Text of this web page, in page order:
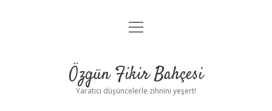
Anasayfa
Yasal Uyarı
menüyü
Özgün Fikir Bahçesi
Yaratıcı düşüncelerle zihnini yeşert!